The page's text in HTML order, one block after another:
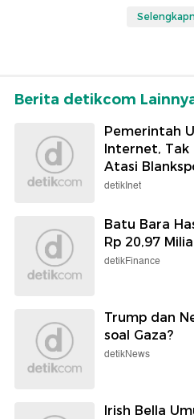
Berita detikcom
Pemerintah
Internet, Tak
Atasi
detikInet
Batu Bara
Rp 20,97
detikFinance
Trump dan
soal Gaza?
detikNews
Irish Bella